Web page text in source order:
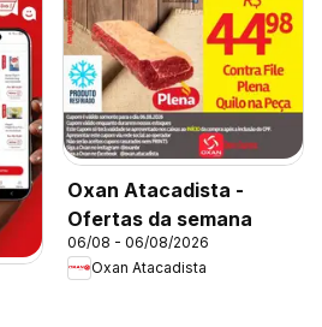
Oxan Atacadista -
Ofertas da semana
06/08 - 06/08/2026
Oxan Atacadista